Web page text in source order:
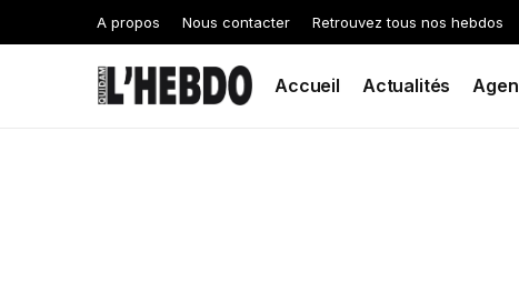
A propos Nous contacter Retrouvez tous nos hebdos
Accueil Actualités Agen